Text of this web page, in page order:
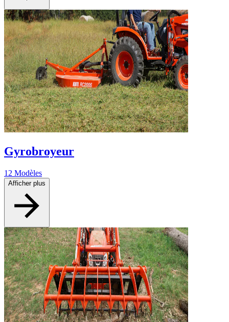
Gyrobroyeur
12 Modèles
Afficher plus